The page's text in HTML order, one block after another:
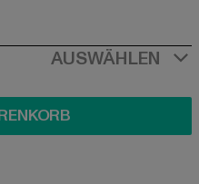
AUSWÄHLEN